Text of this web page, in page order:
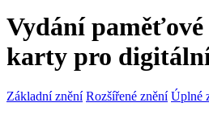
Vydání paměťové
karty pro
Základní znění Rozšířené znění Úplné